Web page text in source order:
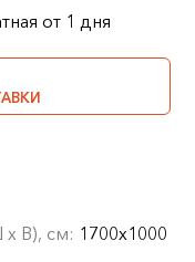
от 1 дня
В), см: 1700х1000